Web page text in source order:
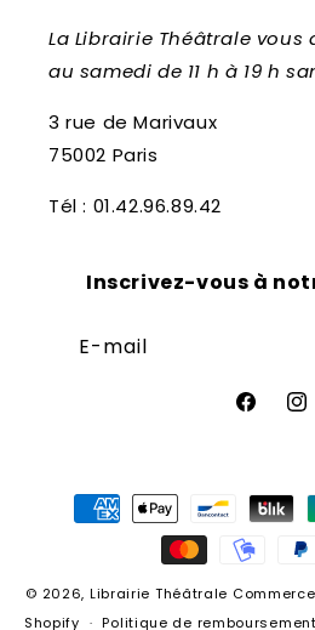
La Librairie Théâtrale
au samedi de 11 h à 19 h
3 rue de Marivaux
75002 Paris
Tél : 01.42.96.89.42
Inscrivez-vous à
E-mail
Facebook
Moyens
© 2026, Librairie Théâtrale
Shopify
Politique de remboursement